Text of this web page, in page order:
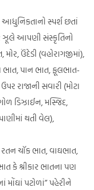
આધુનિકતાનો સ્પર્શ છતાં
ઝૂલે આપણી સંસ્કૃતિનો
ઉંદેડી (વહોરાગજીમાં),
ભાત, પાન ભાત, ફૂલભાત-
રાજાની સવારી (મોટા
ડિઝાઈન, મસ્જિદ,
થતી વેલ),
ચૉક ભાત, વાઘભાત,
કે શ્રીકાર ભાતના પણ
પટોળાં” પહેરીને